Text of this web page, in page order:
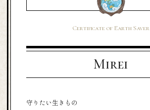
Certificate of Earth Saver
Mirei
守りたい生きもの